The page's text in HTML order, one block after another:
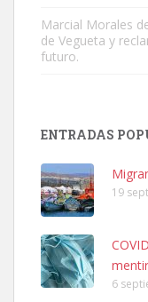
Leales.org » Gran
Marcial Morales
de Vegueta y
futuro.
ENTRADAS
19
6